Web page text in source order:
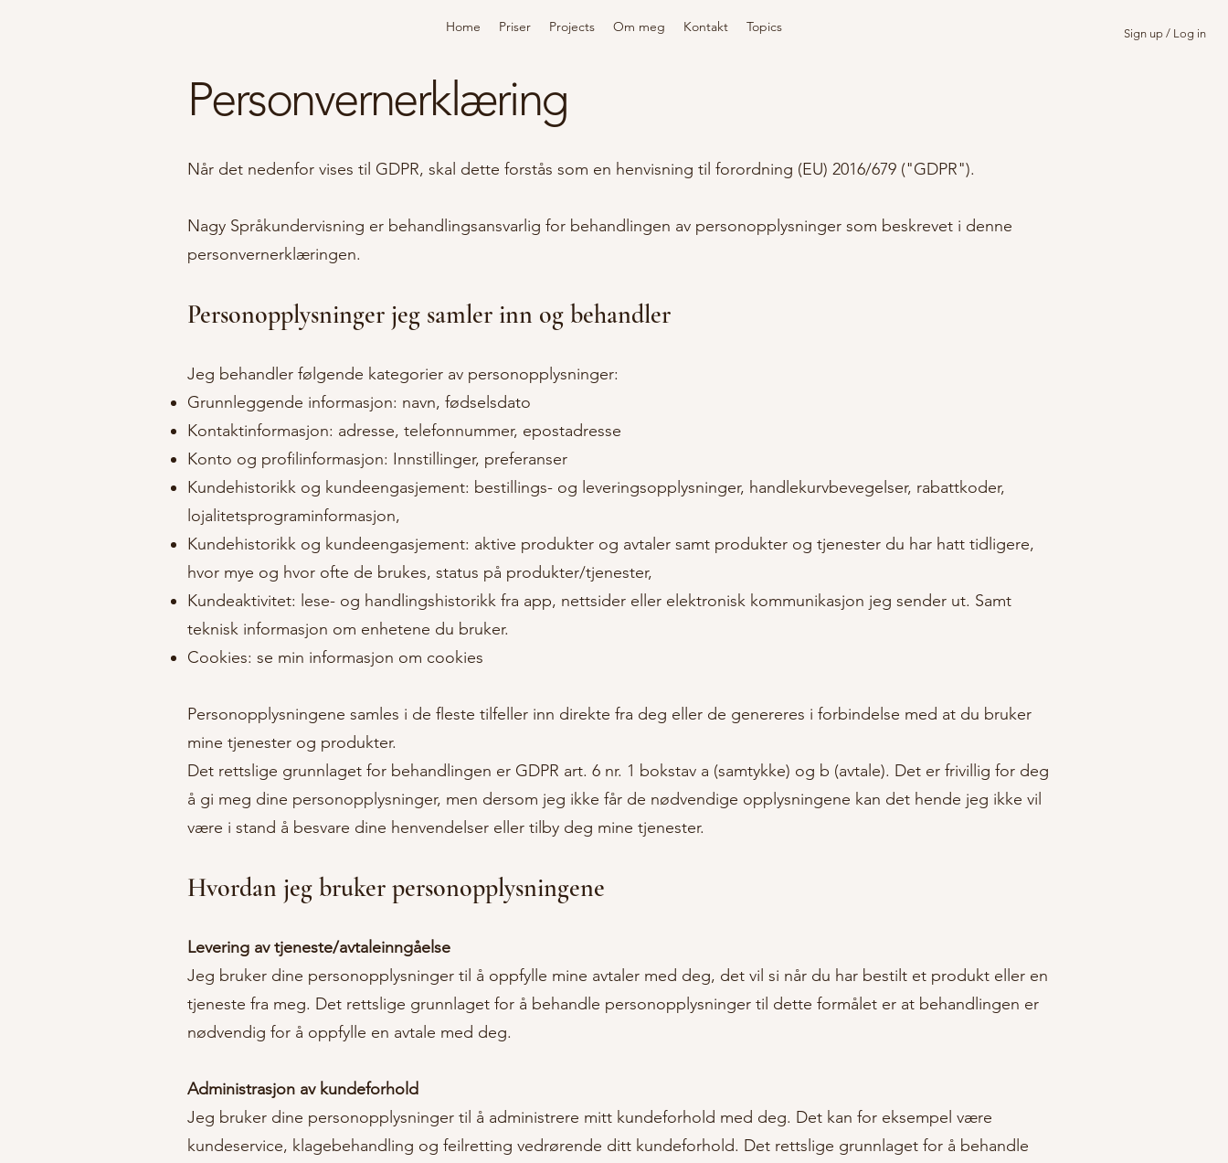
Home Priser Projects Om meg Kontakt Topics Sign up / Log in
Personvernerklæring
Når det nedenfor vises til GDPR, skal dette forstås som en henvisning til forordning (EU) 2016/679 ("GDPR").
Nagy Språkundervisning er behandlingsansvarlig for behandlingen av personopplysninger som beskrevet i denne
personvernerklæringen.
Personopplysninger jeg samler inn og behandler
Jeg behandler følgende kategorier av personopplysninger:
Grunnleggende informasjon: navn, fødselsdato
Kontaktinformasjon: adresse, telefonnummer, epostadresse
Konto og profilinformasjon: Innstillinger, preferanser
Kundehistorikk og kundeengasjement: bestillings- og leveringsopplysninger, handlekurvbevegelser, rabattkoder,
lojalitetsprograminformasjon,
Kundehistorikk og kundeengasjement: aktive produkter og avtaler samt produkter og tjenester du har hatt tidligere,
hvor mye og hvor ofte de brukes, status på produkter/tjenester,
Kundeaktivitet: lese- og handlingshistorikk fra app, nettsider eller elektronisk kommunikasjon jeg sender ut. Samt
teknisk informasjon om enhetene du bruker.
Cookies: se min informasjon om cookies
Personopplysningene samles i de fleste tilfeller inn direkte fra deg eller de genereres i forbindelse med at du bruker
mine tjenester og produkter.
Det rettslige grunnlaget for behandlingen er GDPR art. 6 nr. 1 bokstav a (samtykke) og b (avtale). Det er frivillig for deg
å gi meg dine personopplysninger, men dersom jeg ikke får de nødvendige opplysningene kan det hende jeg ikke vil
være i stand å besvare dine henvendelser eller tilby deg mine tjenester.
Hvordan jeg bruker personopplysningene
Levering av tjeneste/avtaleinngåelse
Jeg bruker dine personopplysninger til å oppfylle mine avtaler med deg, det vil si når du har bestilt et produkt eller en
tjeneste fra meg. Det rettslige grunnlaget for å behandle personopplysninger til dette formålet er at behandlingen er
nødvendig for å oppfylle en avtale med deg.
Administrasjon av kundeforhold
Jeg bruker dine personopplysninger til å administrere mitt kundeforhold med deg. Det kan for eksempel være
kundeservice, klagebehandling og feilretting vedrørende ditt kundeforhold. Det rettslige grunnlaget for å behandle